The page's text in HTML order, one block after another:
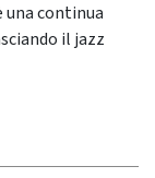
una continua
il jazz